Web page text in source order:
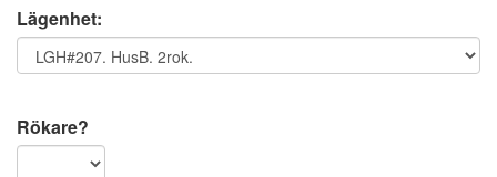
Lägenhet:
Rökare?